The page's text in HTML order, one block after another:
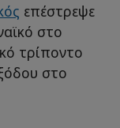
επέστρεψε
στο
τρίποντο
στο